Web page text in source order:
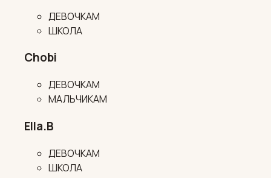
ДЕВОЧКАМ
ШКОЛА
Chobi
ДЕВОЧКАМ
МАЛЬЧИКАМ
Ella.B
ДЕВОЧКАМ
ШКОЛА